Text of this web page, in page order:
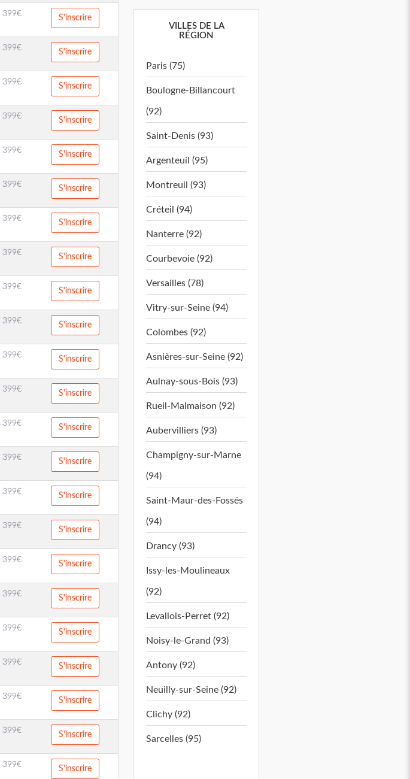
399€ S'inscrire
399€ S'inscrire
399€ S'inscrire
399€ S'inscrire
399€ S'inscrire
399€ S'inscrire
399€ S'inscrire
399€ S'inscrire
399€ S'inscrire
399€ S'inscrire
399€ S'inscrire
399€ S'inscrire
399€ S'inscrire
399€ S'inscrire
399€ S'inscrire
399€ S'inscrire
399€ S'inscrire
399€ S'inscrire
399€ S'inscrire
399€ S'inscrire
399€ S'inscrire
399€ S'inscrire
399€ S'inscrire
VILLES DE LA
RÉGION
Paris (75)
Boulogne-Billancourt
(92)
Saint-Denis (93)
Argenteuil (95)
Montreuil (93)
Créteil (94)
Nanterre (92)
Courbevoie (92)
Versailles (78)
Vitry-sur-Seine (94)
Colombes (92)
Asnières-sur-Seine (92)
Aulnay-sous-Bois (93)
Rueil-Malmaison (92)
Aubervilliers (93)
Champigny-sur-Marne
(94)
Saint-Maur-des-Fossés
(94)
Drancy (93)
Issy-les-Moulineaux
(92)
Levallois-Perret (92)
Noisy-le-Grand (93)
Antony (92)
Neuilly-sur-Seine (92)
Clichy (92)
Sarcelles (95)